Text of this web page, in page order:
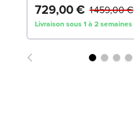
729,00 € 1 459,00 €
Livraison sous 1 à 2 semaines